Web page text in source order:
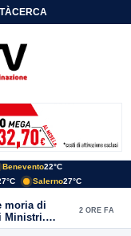
CERCA
Benevento22°C
Salerno27°C
moria di
Ministri.
del
2 ORE FA